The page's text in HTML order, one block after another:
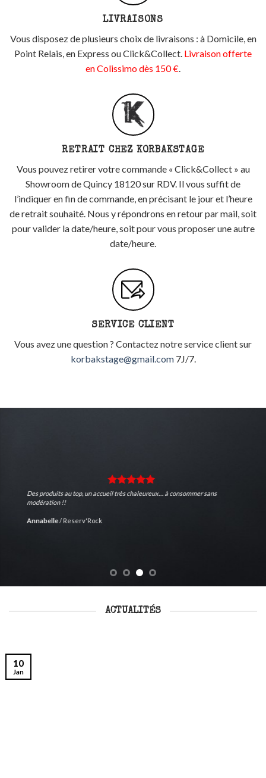
LIVRAISONS
Vous disposez de plusieurs choix de livraisons : à Domicile, en
Point Relais, en Express ou Click&Collect. Livraison offerte
en Colissimo dès 150 €.
RETRAIT CHEZ KORBAKSTAGE
Vous pouvez retirer votre commande « Click&Collect » au
Showroom de Quincy 18120 sur RDV. Il vous suffit de
l’indiquer en fin de commande, en précisant le jour et l’heure
de retrait souhaité. Nous y répondrons en retour par mail, soit
pour valider la date/heure, soit pour vous proposer une autre
date/heure.
SERVICE CLIENT
Vous avez une question ? Contactez notre service client sur
korbakstage@gmail.com7J/7.
Des produits au top, un accueil très chaleureux… à consommer sans
modération !!
Annabelle/Reserv'Rock
ACTUALITÉS
10
Jan